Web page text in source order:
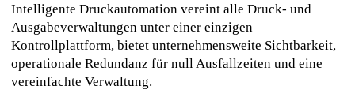
Intelligente Druckautomation vereint alle Druck- und
Ausgabeverwaltungen unter einer einzigen
Kontrollplattform, bietet unternehmensweite Sichtbarkeit,
operationale Redundanz für null Ausfallzeiten und eine
vereinfachte Verwaltung.